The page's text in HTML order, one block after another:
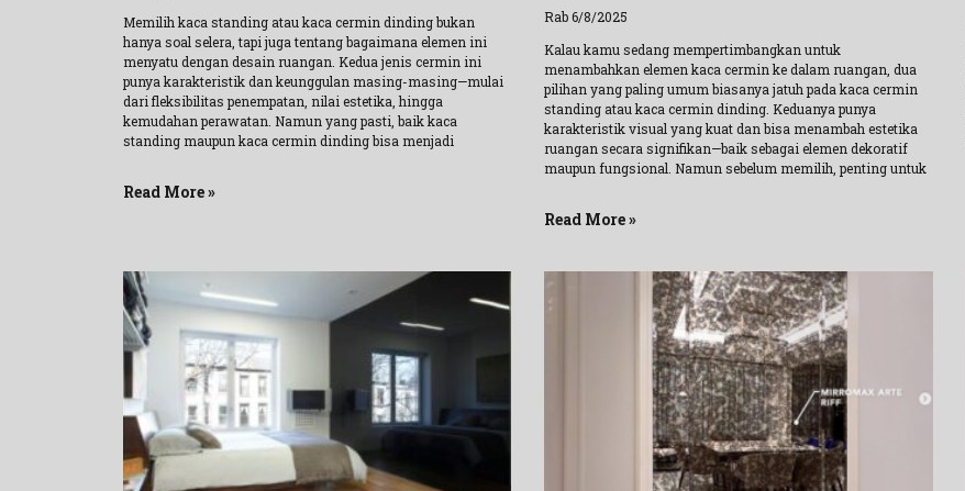
Memilih kaca standing atau kaca cermin dinding bukan
hanya soal selera, tapi juga tentang bagaimana elemen ini
menyatu dengan desain ruangan. Kedua jenis cermin ini
punya karakteristik dan keunggulan masing-masing—mulai
dari fleksibilitas penempatan, nilai estetika, hingga
kemudahan perawatan. Namun yang pasti, baik kaca
standing maupun kaca cermin dinding bisa menjadi
Read More »
Rab 6/8/2025
Kalau kamu sedang mempertimbangkan untuk
menambahkan elemen kaca cermin ke dalam ruangan, dua
pilihan yang paling umum biasanya jatuh pada kaca cermin
standing atau kaca cermin dinding. Keduanya punya
karakteristik visual yang kuat dan bisa menambah estetika
ruangan secara signifikan—baik sebagai elemen dekoratif
maupun fungsional. Namun sebelum memilih, penting untuk
Read More »